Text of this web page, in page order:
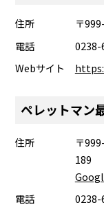
住所
〒
電話
0238-
Webサイト
ペレットマン
住所
〒
189
電話
0238-